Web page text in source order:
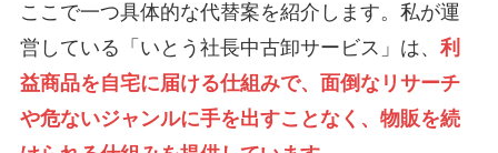
ここで一つ具体的な代替案を紹介します。私が運
営している「いとう社長中古卸サービス」は、 利
益商品を自宅に届ける仕組みで、面倒なリサーチ
や危ないジャンルに手を出すことなく、物販を続